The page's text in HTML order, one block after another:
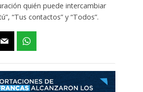
quién puede intercambiar
“Tus contactos” y “Todos”.